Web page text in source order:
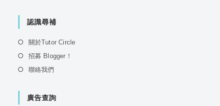
認識尋補
關於Tutor CircleOpens
招募 Blogger！
聯絡我們
new
廣告查詢